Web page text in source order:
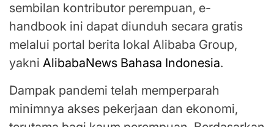
sembilan kontributor perempuan, e-
handbook ini dapat diunduh secara gratis
melalui portal berita lokal Alibaba Group,
yakni AlibabaNews Bahasa Indonesia.
Dampak pandemi telah memperparah
minimnya akses pekerjaan dan ekonomi,